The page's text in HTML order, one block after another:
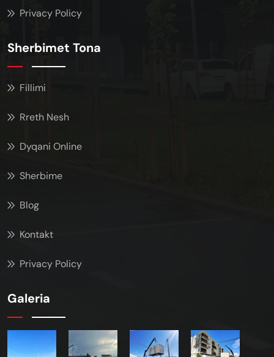
Privacy Policy
Sherbimet Tona
Fillimi
Rreth Nesh
Dyqani Online
Sherbime
Blog
Kontakt
Privacy Policy
Galeria